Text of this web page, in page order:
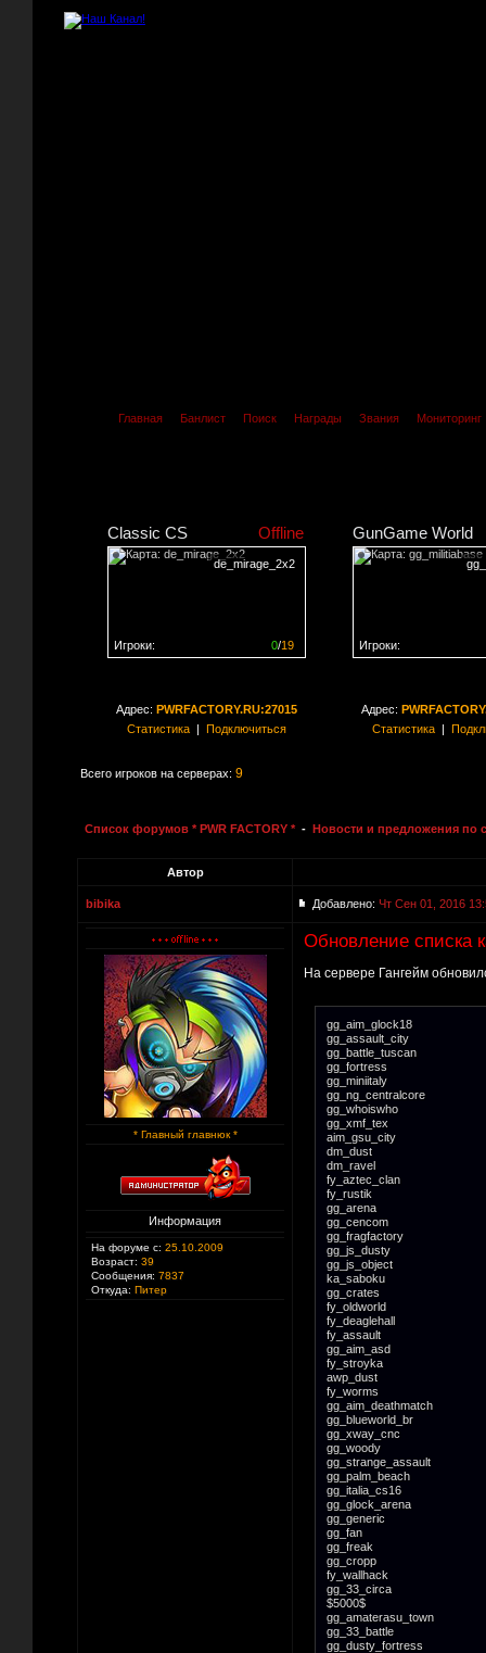
Главная Банлист Поиск Награды Звания Мониторинг
Classic CS Offline
de_mirage_2x2
0/19
Игроки:
GunGame World
Игроки:
Адрес: PWRFACTORY.RU:27015
Статистика| Подключиться
Адрес:
Статистика|
Всего игроков на серверах: 9
Список форумов * PWR FACTORY * - Новости и предложения по
Автор
bibika Добавлено: Чт Сен 01, 2016
* Главный главнюк *
Информация
На форуме с: 25.10.2009
Возраст: 39
Сообщения: 7837
Откуда: Питер
Обновление списка
На сервере Гангейм
gg_aim_glock18
gg_assault_city
gg_battle_tuscan
gg_fortress
gg_miniitaly
gg_ng_centralcore
gg_whoiswho
gg_xmf_tex
aim_gsu_city
dm_dust
dm_ravel
fy_aztec_clan
fy_rustik
gg_arena
gg_cencom
gg_fragfactory
gg_js_dusty
gg_js_object
ka_saboku
gg_crates
fy_oldworld
fy_deaglehall
fy_assault
gg_aim_asd
fy_stroyka
awp_dust
fy_worms
gg_aim_deathmatch
gg_blueworld_br
gg_xway_cnc
gg_woody
gg_strange_assault
gg_palm_beach
gg_italia_cs16
gg_glock_arena
gg_generic
gg_fan
gg_freak
gg_cropp
fy_wallhack
gg_33_circa
$5000$
gg_amaterasu_town
gg_33_battle
gg_dusty_fortress